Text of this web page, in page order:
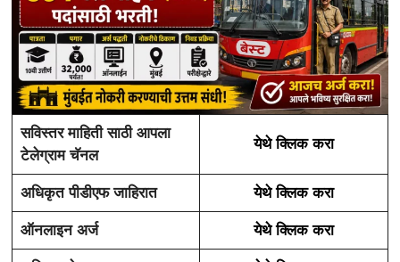
सविस्तर माहिती साठी आपला
टेलेग्राम चॅनल
येथे क्लिक करा
अधिकृत पीडीएफ जाहिरात येथे क्लिक करा
ऑनलाइन अर्ज येथे क्लिक करा